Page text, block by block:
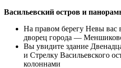
Васильевский остров и
На правом берегу Невы вас
дворец города —
Вы увидите здание
и Стрелку Васильевского
колоннами